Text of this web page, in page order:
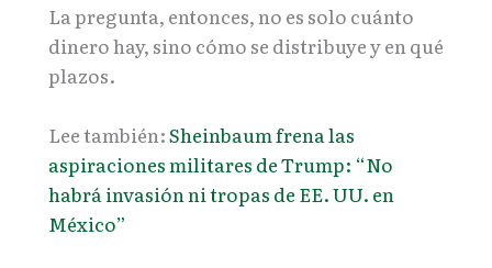
La pregunta, entonces, no es solo cuánto
dinero hay, sino cómo se distribuye y en qué
plazos.
Lee también:Sheinbaum frena las
aspiraciones militares de Trump: “No
habrá invasión ni tropas de EE. UU. en
México”